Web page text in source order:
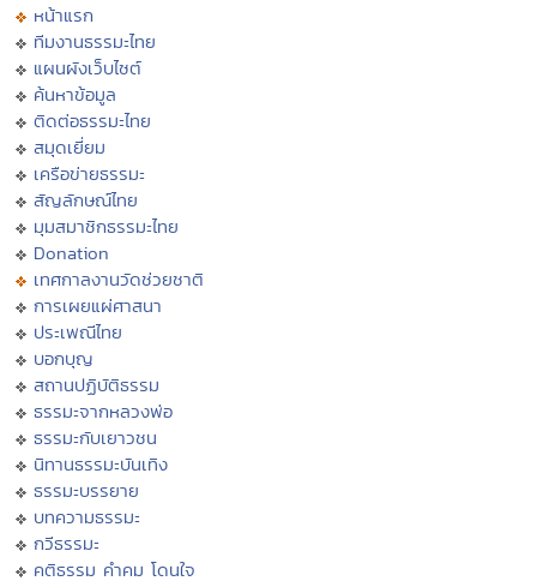
หน้าแรก
ทีมงานธรรมะไทย
แผนผังเว็บไซต์
ค้นหาข้อมูล
ติดต่อธรรมะไทย
สมุดเยี่ยม
เครือข่ายธรรมะ
สัญลักษณ์ไทย
มุมสมาชิกธรรมะไทย
Donation
เทศกาลงานวัดช่วยชาติ
การเผยแผ่ศาสนา
ประเพณีไทย
บอกบุญ
สถานปฏิบัติธรรม
ธรรมะจากหลวงพ่อ
ธรรมะกับเยาวชน
นิทานธรรมะบันเทิง
ธรรมะบรรยาย
บทความธรรมะ
กวีธรรมะ
คติธรรม คำคม โดนใจ